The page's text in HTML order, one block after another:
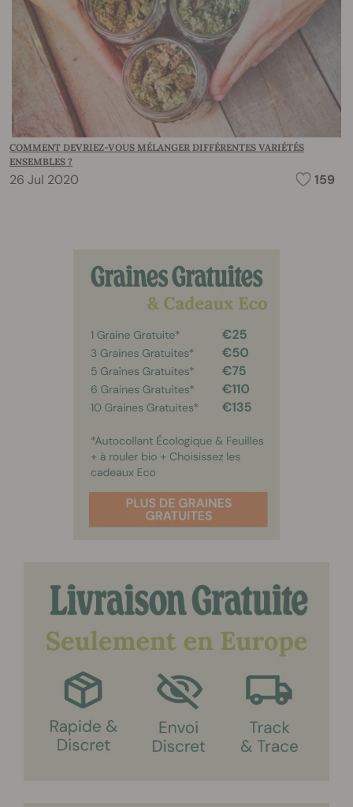
COMMENT DEVRIEZ-VOUS MÉLANGER DIFFÉRENTES VARIÉTÉS
ENSEMBLES ?
26 Jul 2020 159